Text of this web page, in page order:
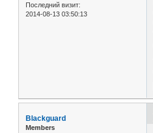
Последний визит:
2014-08-13 03:50:13
Blackguard
Members